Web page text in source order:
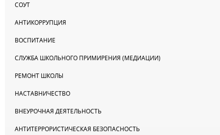
СОУТ
АНТИКОРРУПЦИЯ
ВОСПИТАНИЕ
СЛУЖБА ШКОЛЬНОГО ПРИМИРЕНИЯ (МЕДИАЦИИ)
РЕМОНТ ШКОЛЫ
НАСТАВНИЧЕСТВО
ВНЕУРОЧНАЯ ДЕЯТЕЛЬНОСТЬ
АНТИТЕРРОРИСТИЧЕСКАЯ БЕЗОПАСНОСТЬ